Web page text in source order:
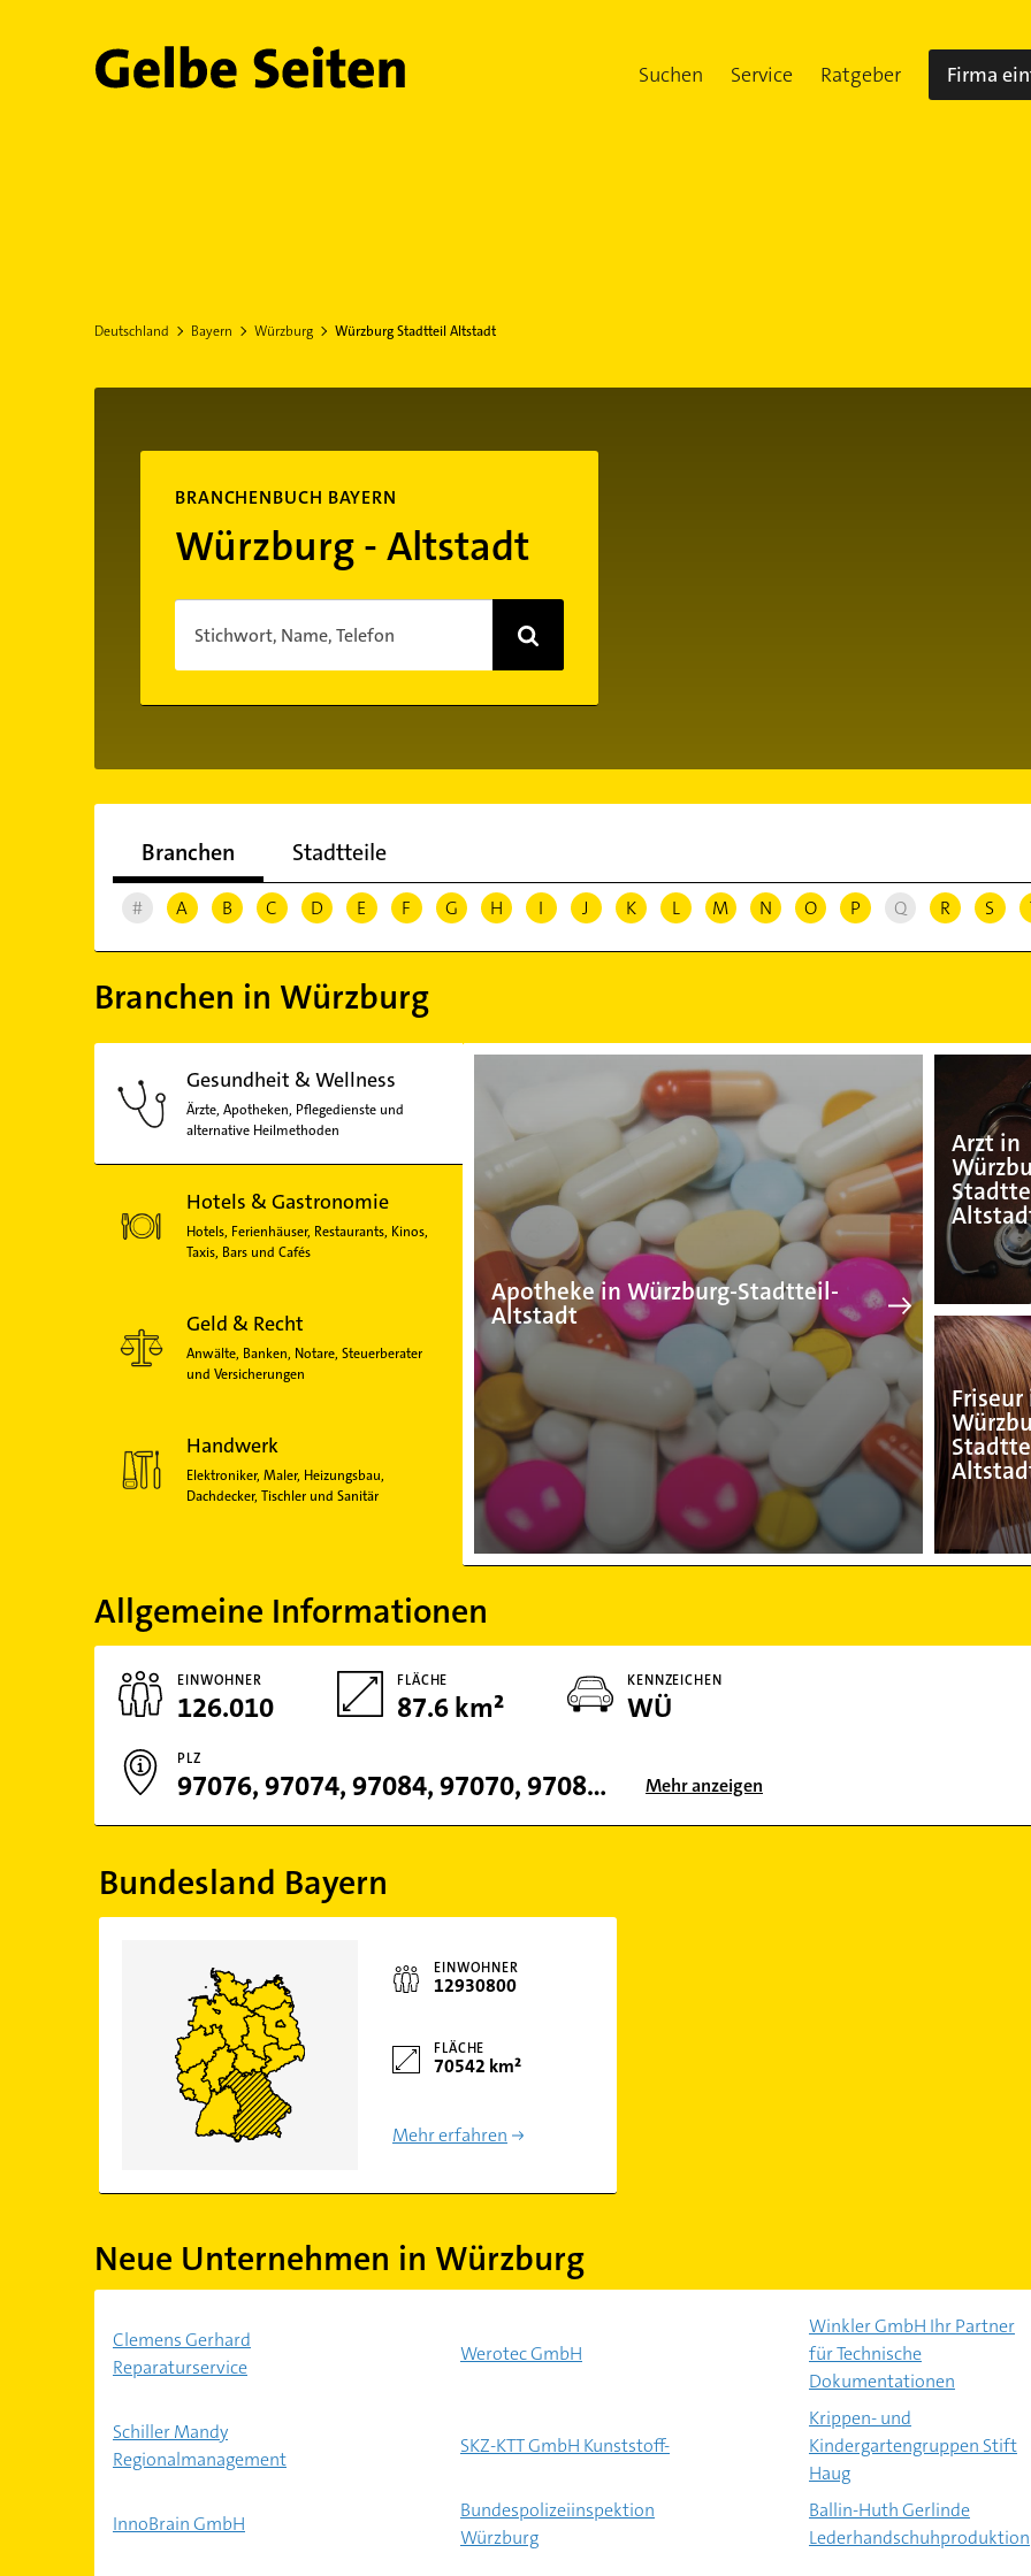
Gelbe Seiten Suchen Service Ratgeber Firma
Deutschland Bayern Würzburg Würzburg Stadtteil Altstadt
BRANCHENBUCH BAYERN
Würzburg - Altstadt
Stichwort, Name, Telefon
Branchen Stadtteile
# A B C D E F G H I J K L M N O P Q R S
Branchen in Würzburg
Gesundheit & Wellness
Ärzte, Apotheken, Pflegedienste und
alternative Heilmethoden
Hotels & Gastronomie
Hotels, Ferienhäuser, Restaurants, Kinos,
Taxis, Bars und Cafés
Geld & Recht
Anwälte, Banken, Notare, Steuerberater
und Versicherungen
Handwerk
Elektroniker, Maler, Heizungsbau,
Dachdecker, Tischler und Sanitär
Apotheke in Würzburg-Stadtteil-
Altstadt
Apotheke in
Arzt in
Friseur
Allgemeine Informationen
EINWOHNER
126.010
FLÄCHE
87.6 km²
KENNZEICHEN
WÜ
PLZ
97076, 97074, 97084, 97070, 97080, 97082, 97078, 97072, 97018 Mehr anzeigen
Bundesland Bayern
EINWOHNER
12930800
FLÄCHE
70542 km²
Mehr erfahren
Neue Unternehmen in Würzburg
Clemens Gerhard
Reparaturservice
Werotec GmbH
Winkler GmbH Ihr Partner
für Technische
Dokumentationen
Schiller Mandy
Regionalmanagement
SKZ-KTT GmbH Kunststoff-
Krippen- und
Kindergartengruppen Stift
Haug
InnoBrain GmbH
Bundespolizeiinspektion
Würzburg
Ballin-Huth Gerlinde
Lederhandschuhproduktion